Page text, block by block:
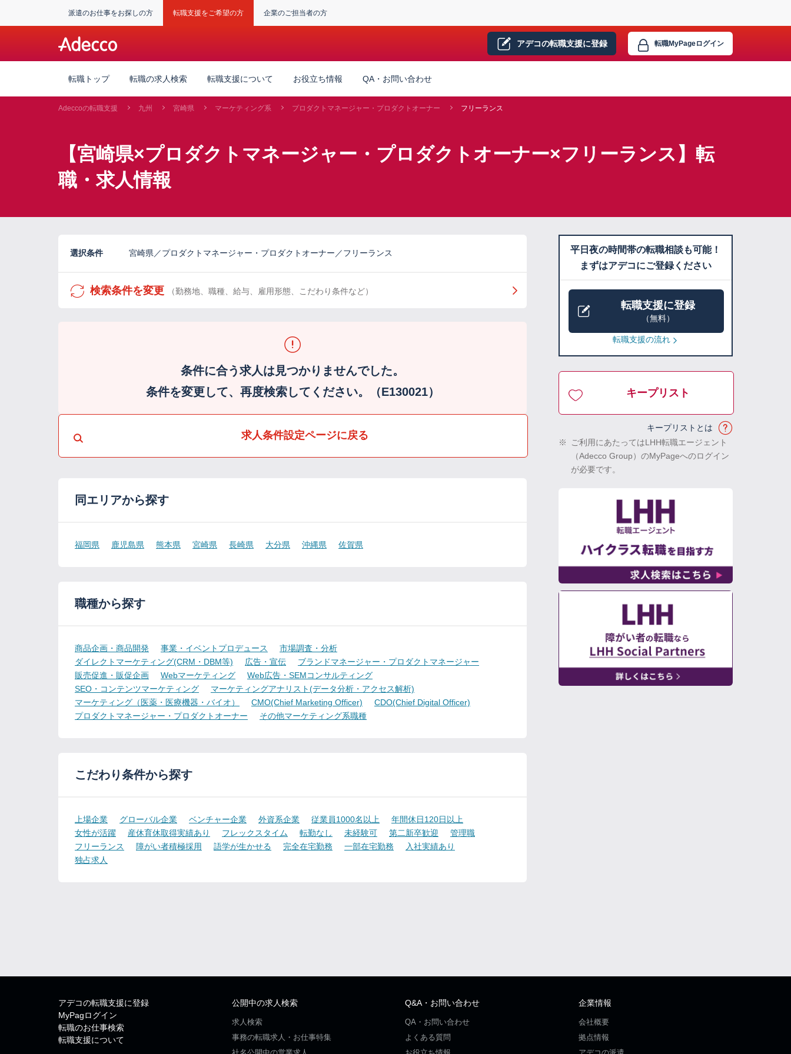
派遣のお仕事をお探しの方 転職支援をご希望の方 企業のご担当者の方
アデコの転職支援に登録 転職MyPageログイン
転職トップ 転職の求人検索 転職支援について お役立ち情報 QA・お問い合わせ
Adeccoの転職支援 九州 宮崎県 マーケティング系 プロダクトマネージャー・プロダクトオーナー フリーランス
【宮崎県×プロダクトマネージャー・プロダクトオーナー×フリーランス】転
職・求人情報
選択条件 宮崎県／プロダクトマネージャー・プロダクトオーナー／フリーランス
検索条件を変更 （勤務地、職種、給与、雇用形態、こだわり条件など）
条件に合う求人は見つかりませんでした。
条件を変更して、再度検索してください。（E130021）
求人条件設定ページに戻る
同エリアから探す
福岡県 鹿児島県 熊本県 宮崎県 長崎県 大分県 沖縄県 佐賀県
職種から探す
商品企画・商品開発 事業・イベントプロデュース
市場調査・分析
ダイレクトマーケティング(CRM・DBM等)
広告・宣伝
ブランドマネージャー・プロダクトマネージャー
販売促進・販促企画
Webマーケティング
Web広告・SEMコンサルティング
SEO・コンテンツマーケティング
マーケティングアナリスト(データ分析・アクセス解析)
マーケティング（医薬・医療機器・バイオ）
CMO(Chief Marketing Officer)
CDO(Chief Digital Officer)
プロダクトマネージャー・プロダクトオーナー
その他マーケティング系職種
こだわり条件から探す
上場企業 グローバル企業 ベンチャー企業 外資系企業 従業員1000名以上
年間休日120日以上
女性が活躍
産休育休取得実績あり フレックスタイム 転勤なし 未経験可 第二新卒歓迎
管理職
フリーランス
障がい者積極採用 語学が生かせる 完全在宅勤務 一部在宅勤務
入社実績あり
独占求人
平日夜の時間帯の転職相談も可能！
まずはアデコにご登録ください
転職支援に登録
（無料）
転職支援の流れ
キープリスト
キープリストとは
※
ご利用にあたってはLHH転職エージェント
（Adecco Group）のMyPageへのログイン
が必要です。
アデコの転職支援に登録
MyPagログイン
転職のお仕事検索
転職支援について
公開中の求人検索
求人検索
事務の転職求人・お仕事特集
Q&A・お問い合わせ
QA・お問い合わせ
よくある質問
企業情報
会社概要
拠点情報